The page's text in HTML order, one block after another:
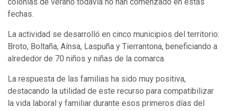
fechas.
La actividad se desarrolló en cinco municipios del territorio:
Broto, Boltaña, Aínsa, Laspuña y Tierrantona, beneficiando a
alrededor de 70 niños y niñas de la comarca.
La respuesta de las familias ha sido muy positiva,
destacando la utilidad de este recurso para compatibilizar
la vida laboral y familiar durante esos primeros días del